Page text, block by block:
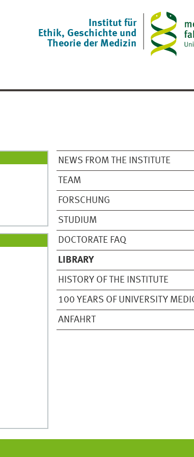
Institut für
Ethik, Geschichte und
Theorie der Medizin
NEWS FROM THE INSTITUTE
TEAM
FORSCHUNG
STUDIUM
DOCTORATE FAQ
LIBRARY
HISTORY OF THE INSTITUTE
100 YEARS OF UNIVERSITY
ANFAHRT